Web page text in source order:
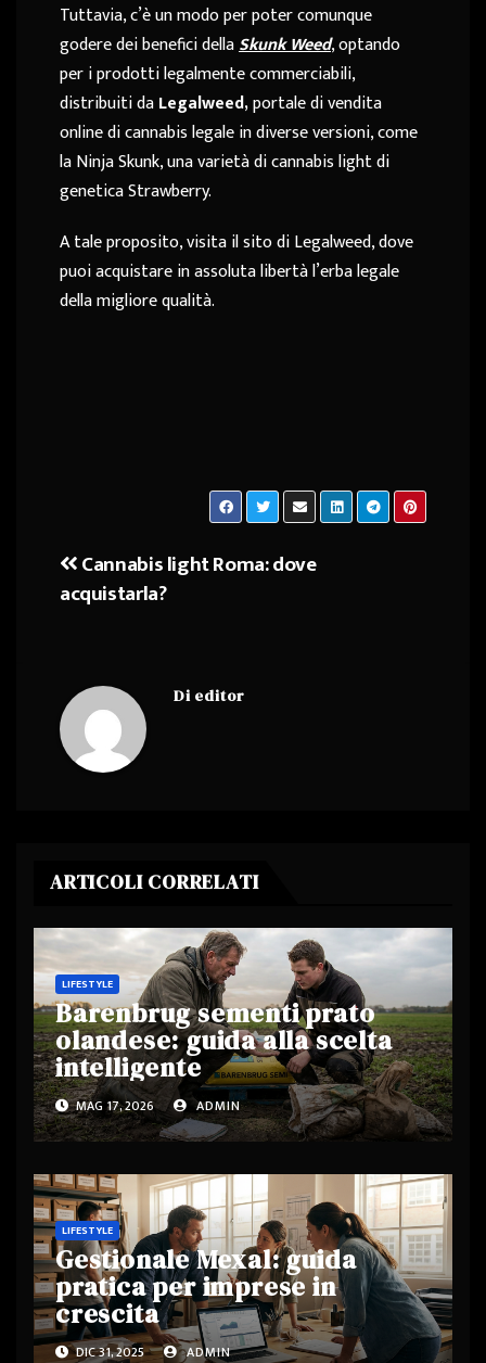
Tuttavia, c’è un modo per poter comunque
godere dei benefici dellaSkunk Weed, optando
per i prodotti legalmente commerciabili,
distribuiti daLegalweed,portale di vendita
online di cannabis legale in diverse versioni, come
la Ninja Skunk, una varietà di cannabis light di
genetica Strawberry.
A tale proposito, visita il sito di Legalweed, dove
puoi acquistare in assoluta libertà l’erba legale
della migliore qualità.
Navigazione
articoli
Cannabis light Roma: dove
acquistarla?
Di editor
ARTICOLI CORRELATI
LIFESTYLE
Barenbrug sementi prato
olandese: guida alla scelta
intelligente
MAG 17, 2026 ADMIN
LIFESTYLE
Gestionale Mexal: guida
pratica per imprese in
crescita
DIC 31, 2025 ADMIN